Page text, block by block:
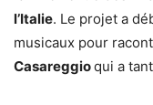
l’Italie. Le projet a
musicaux pour
Casareggioqui a